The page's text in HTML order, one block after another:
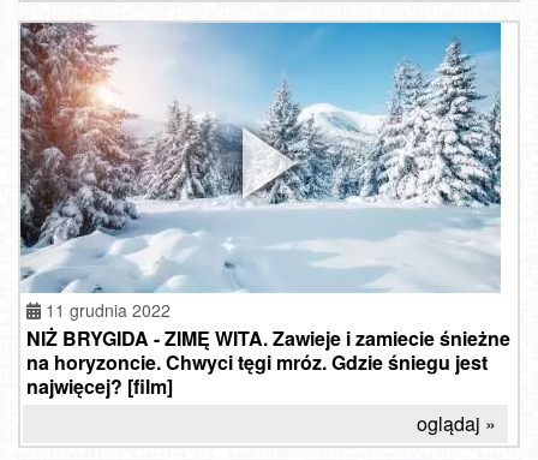
11 grudnia 2022
NIŻ BRYGIDA - ZIMĘ WITA. Zawieje i zamiecie śnieżne
na horyzoncie. Chwyci tęgi mróz. Gdzie śniegu jest
najwięcej? [film]
oglądaj »